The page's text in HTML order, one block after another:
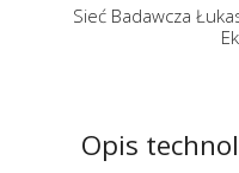
Sieć Badawcza
Opis